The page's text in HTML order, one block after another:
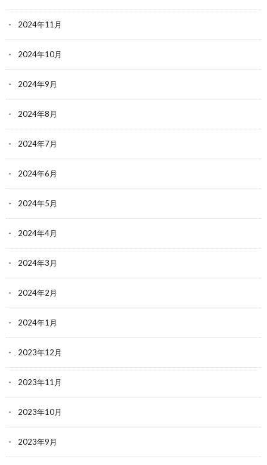
2024年11月
2024年10月
2024年9月
2024年8月
2024年7月
2024年6月
2024年5月
2024年4月
2024年3月
2024年2月
2024年1月
2023年12月
2023年11月
2023年10月
2023年9月